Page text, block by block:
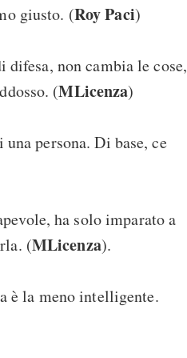
giusto. (Roy Paci)
non cambia le cose,
(MLicenza)
persona. Di base, ce
ha solo imparato a
(MLicenza).
è la meno intelligente.